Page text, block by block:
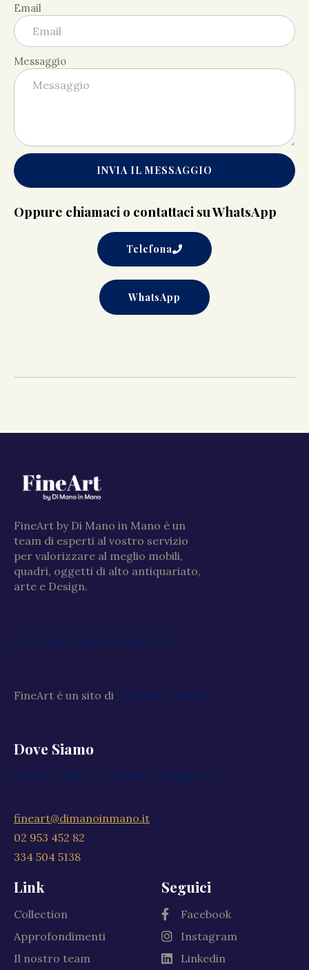
Email
Messaggio
INVIA IL MESSAGGIO
Oppure chiamaci o contattaci su WhatsApp
Telefona
WhatsApp
FineArt by Di Mano in Mano è un
team di esperti al vostro servizio
per valorizzare al meglio mobili,
quadri, oggetti di alto antiquariato,
arte e Design.
Go to the English website 🇬🇧
FineArt è un sito di Di Mano in Mano
Dove Siamo
Via XXV Aprile, 59, 20040 Cambiago MI
fineart@dimanoinmano.it
02 953 452 82
334 504 5138
Link
Collection
Approfondimenti
Il nostro team
Seguici
Facebook
Instagram
Linkedin